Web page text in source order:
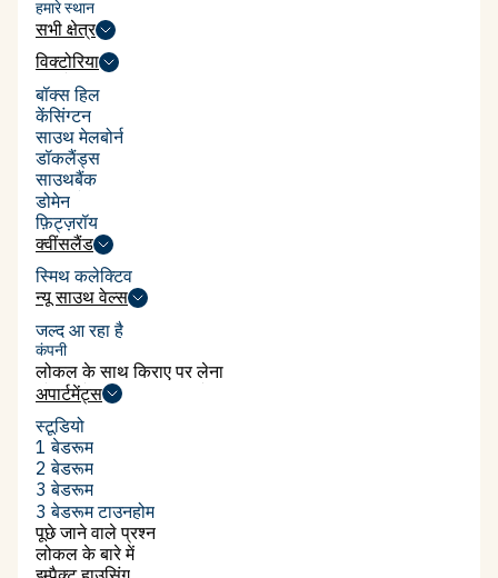
हमारे स्थान
सभी क्षेत्र
सभी क्षेत्र
विक्टोरिया
विक्टोरिया
बॉक्स हिल
बॉक्स हिल
केंसिंग्टन
केंसिंग्टन
साउथ मेलबोर्न
साउथ मेलबोर्न
डॉकलैंड्स
डॉकलैंड्स
साउथबैंक
साउथबैंक
डोमेन
डोमेन
फ़िट्ज़रॉय
फ़िट्ज़रॉय
क्वींसलैंड
क्वींसलैंड
स्मिथ कलेक्टिव
स्मिथ कलेक्टिव
न्यू साउथ वेल्स
न्यू साउथ वेल्स
जल्द आ रहा है
कंपनी
लोकल के साथ किराए पर लेना
लोकल के साथ किराए पर लेना
अपार्टमेंट्स
अपार्टमेंट्स
स्टूडियो
स्टूडियो
1 बेडरूम
1 बेडरूम
2 बेडरूम
2 बेडरूम
3 बेडरूम
3 बेडरूम
3 बेडरूम टाउनहोम
3 बेडरूम टाउनहोम
पूछे जाने वाले प्रश्न
पूछे जाने वाले प्रश्न
लोकल के बारे में